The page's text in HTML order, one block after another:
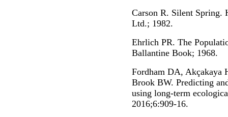
Carson R. Silent Spring.
Ltd.; 1982.
Ehrlich PR. The
Ballantine Book; 1968.
Fordham DA, Akçakaya
Brook BW. Predicting
using long-term
2016;6:909-16.